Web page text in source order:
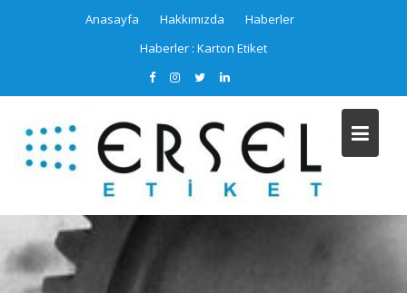
Anasayfa Hakkımızda
Haberler
Haberler : Karton Etiket